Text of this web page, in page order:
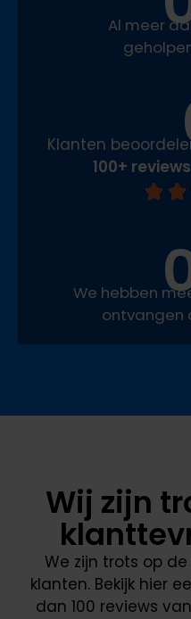
Al meer
Klanten
100+
We hebben
ontvangen
Wij zijn
We zijn trots op
klanten. Bekijk hier
dan 100 reviews